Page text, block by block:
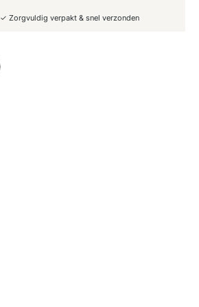
✓ Zorgvuldig verpakt & snel verzonden